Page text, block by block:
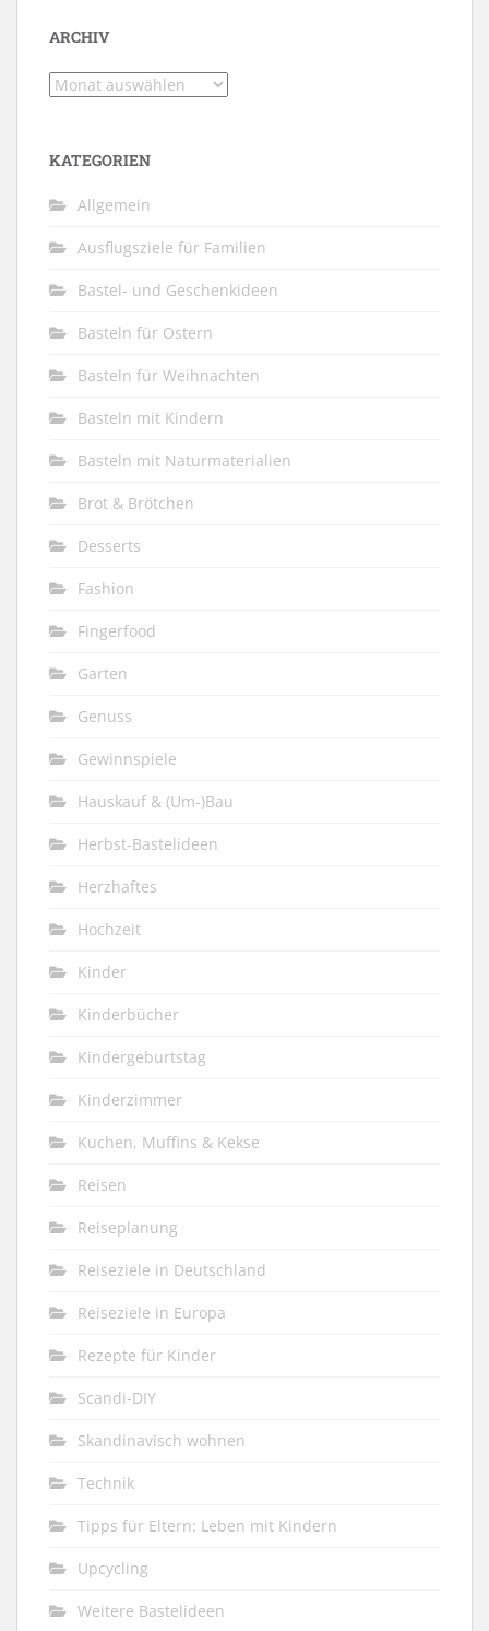
ARCHIV
Archiv
KATEGORIEN
Allgemein
Ausflugsziele für Familien
Bastel- und Geschenkideen
Basteln für Ostern
Basteln für Weihnachten
Basteln mit Kindern
Basteln mit Naturmaterialien
Brot & Brötchen
Desserts
Fashion
Fingerfood
Garten
Genuss
Gewinnspiele
Hauskauf & (Um-)Bau
Herbst-Bastelideen
Herzhaftes
Hochzeit
Kinder
Kinderbücher
Kindergeburtstag
Kinderzimmer
Kuchen, Muffins & Kekse
Reisen
Reiseplanung
Reiseziele in Deutschland
Reiseziele in Europa
Rezepte für Kinder
Scandi-DIY
Skandinavisch wohnen
Technik
Tipps für Eltern: Leben mit Kindern
Upcycling
Weitere Bastelideen